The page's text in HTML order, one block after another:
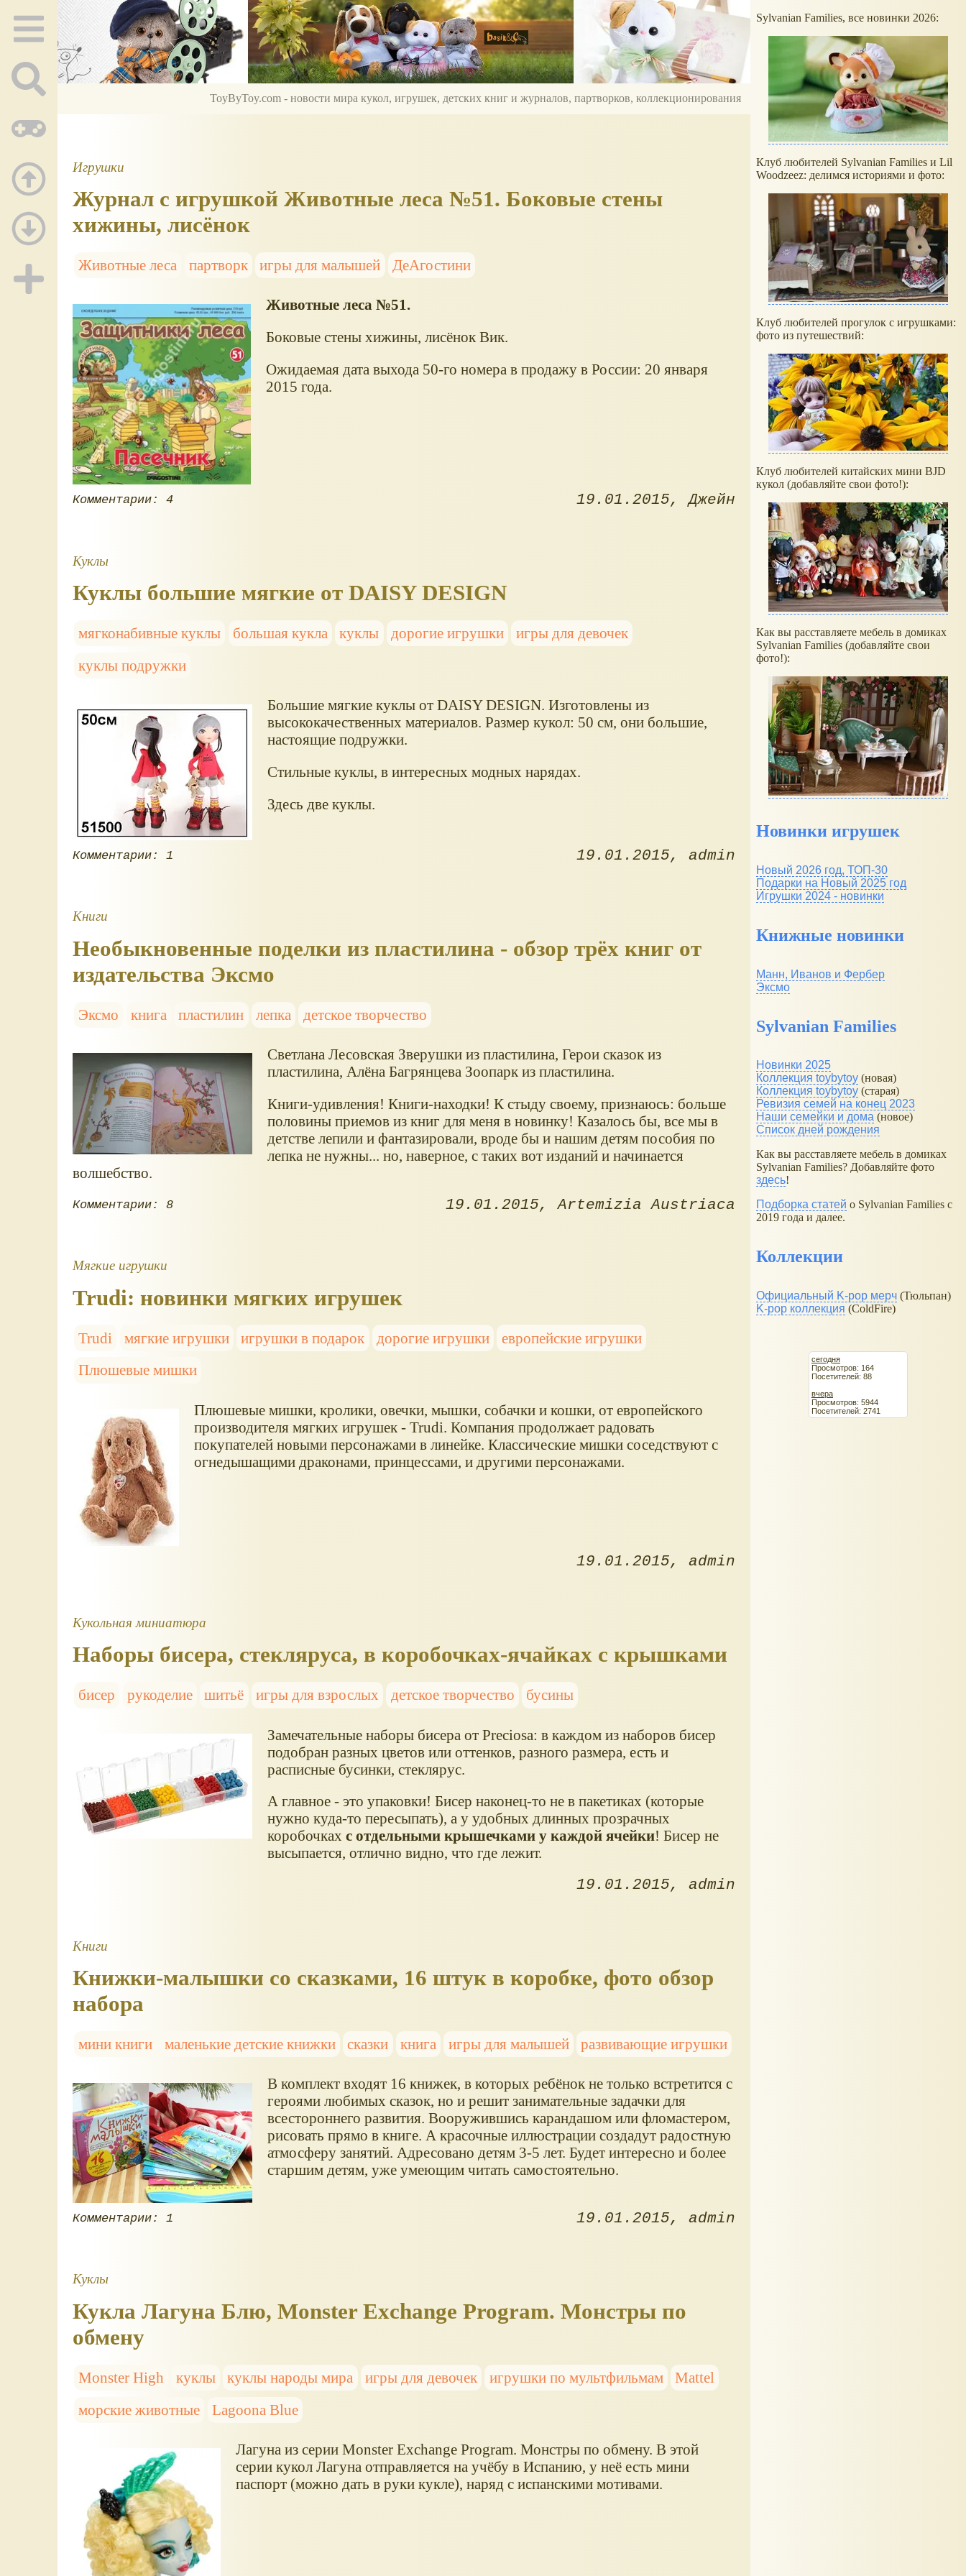
ToyByToy.com - новости мира кукол, игрушек, детских книг и журналов, партворков, коллекционирования
Игрушки
Журнал с игрушкой Животные леса №51. Боковые стены
хижины, лисёнок
Животные леса партворк игры для малышей ДеАгостини
Животные леса №51.
Боковые стены хижины, лисёнок Вик.
Ожидаемая дата выхода 50-го номера в продажу в России: 20 января
2015 года.
Комментарии: 4 19.01.2015 Джейн
Куклы
Куклы большие мягкие от DAISY DESIGN
мягконабивные куклы большая кукла куклы дорогие игрушки
игры для девочек
куклы подружки
Большие мягкие куклы от DAISY DESIGN. Изготовлены из
высококачественных материалов. Размер кукол: 50 см, они большие,
настоящие подружки.
Стильные куклы, в интересных модных нарядах.
Здесь две куклы.
Комментарии: 1 19.01.2015 admin
Книги
Необыкновенные поделки из пластилина - обзор трёх книг от
издательства Эксмо
Эксмо книга пластилин лепка детское творчество
Светлана Лесовская Зверушки из пластилина, Герои сказок из
пластилина, Алёна Багрянцева Зоопарк из пластилина.
Книги-удивления! Книги-находки! К стыду своему, признаюсь: больше
половины приемов из книг для меня в новинку! Казалось бы, все мы в
детстве лепили и фантазировали, вроде бы и нашим детям пособия по
лепка не нужны... но, наверное, с таких вот изданий и начинается
волшебство.
Комментарии: 8 19.01.2015 Artemizia Austriaca
Мягкие игрушки
Trudi: новинки мягких игрушек
Trudi мягкие игрушки игрушки в подарок дорогие игрушки
европейские игрушки
Плюшевые мишки
Плюшевые мишки, кролики, овечки, мышки, собачки и кошки, от европейского
производителя мягких игрушек - Trudi. Компания продолжает радовать
покупателей новыми персонажами в линейке. Классические мишки соседствуют с
огнедышащими драконами, принцессами, и другими персонажами.
19.01.2015 admin
Кукольная миниатюра
Наборы бисера, стекляруса, в коробочках-ячайках с крышками
бисер рукоделие шитьё игры для взрослых детское творчество бусины
Замечательные наборы бисера от Preciosa: в каждом из наборов бисер
подобран разных цветов или оттенков, разного размера, есть и
расписные бусинки, стеклярус.
А главное - это упаковки! Бисер наконец-то не в пакетиках (которые
нужно куда-то пересыпать), а у удобных длинных прозрачных
коробочках с отдельными крышечками у каждой ячейки! Бисер не
высыпается, отлично видно, что где лежит.
19.01.2015
admin
Книги
Книжки-малышки со сказками, 16 штук в коробке, фото обзор
набора
мини книги маленькие детские книжки сказки книга игры для малышей развивающие игрушки
В комплект входят 16 книжек, в которых ребёнок не только встретится с
героями любимых сказок, но и решит занимательные задачки для
всестороннего развития. Вооружившись карандашом или фломастером,
рисовать прямо в книге. А красочные иллюстрации создадут радостную
атмосферу занятий. Адресовано детям 3-5 лет. Будет интересно и более
старшим детям, уже умеющим читать самостоятельно.
Комментарии: 1 19.01.2015 admin
Куклы
Кукла Лагуна Блю, Monster Exchange Program. Монстры по
обмену
Monster High куклы куклы народы мира игры для девочек игрушки по мультфильмам
Mattel
морские животные
Lagoona Blue
Лагуна из серии Monster Exchange Program. Монстры по обмену. В этой
серии кукол Лагуна отправляется на учёбу в Испанию, у неё есть мини
паспорт (можно дать в руки кукле), наряд с испанскими мотивами.
Sylvanian Families, все новинки 2026:
Клуб любителей Sylvanian Families и Lil
Woodzeez: делимся историями и фото:
Клуб любителей прогулок с игрушками:
фото из путешествий:
Клуб любителей китайских мини BJD
кукол (добавляйте свои фото!):
Как вы расставляете мебель в домиках
Sylvanian Families (добавляйте свои
фото!):
Новинки игрушек
Новый 2026 год, ТОП-30
Подарки на Новый 2025 год
Игрушки 2024 - новинки
Книжные новинки
Манн, Иванов и Фербер
Эксмо
Sylvanian Families
Новинки 2025
Коллекция toybytoy (новая)
Коллекция toybytoy (старая)
Ревизия семей на конец 2023
Наши семейки и дома (новое)
Список дней рождения
Как вы расставляете мебель в домиках
Sylvanian Families? Добавляйте фото
здесь!
Подборка статей о Sylvanian Families с
2019 года и далее.
Коллекции
Официальный K-pop мерч (Тюльпан)
K-pop коллекция (ColdFire)
сегодня
Просмотров: 164
Посетителей: 88
вчера
Просмотров: 5944
Посетителей: 2741